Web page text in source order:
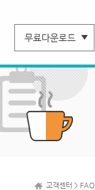
고객센터 > FAQ